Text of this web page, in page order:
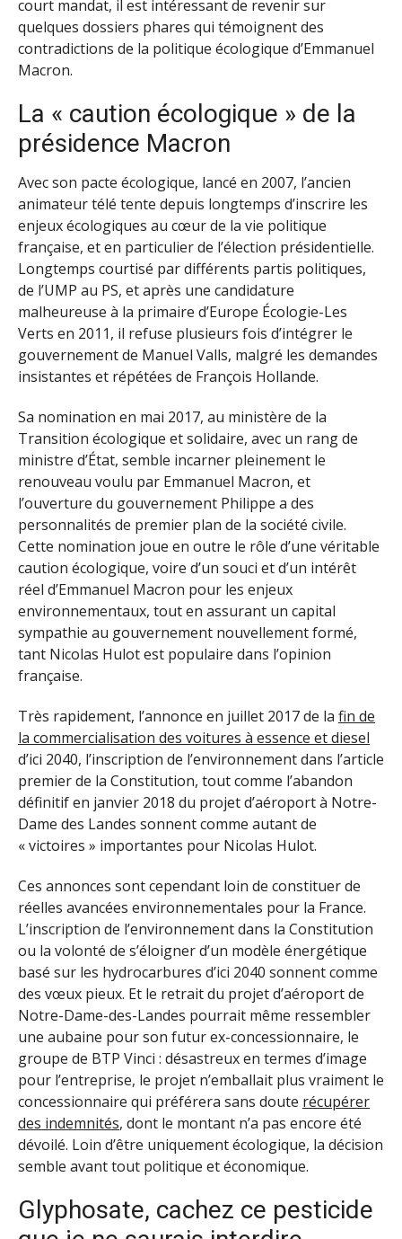
court mandat, il est intéressant de revenir sur
quelques dossiers phares qui témoignent des
contradictions de la politique écologique d’Emmanuel
Macron.
La « caution écologique » de la
présidence Macron
Avec son pacte écologique, lancé en 2007, l’ancien
animateur télé tente depuis longtemps d’inscrire les
enjeux écologiques au cœur de la vie politique
française, et en particulier de l’élection présidentielle.
Longtemps courtisé par différents partis politiques,
de l’UMP au PS, et après une candidature
malheureuse à la primaire d’Europe Écologie-Les
Verts en 2011, il refuse plusieurs fois d’intégrer le
gouvernement de Manuel Valls, malgré les demandes
insistantes et répétées de François Hollande.
Sa nomination en mai 2017, au ministère de la
Transition écologique et solidaire, avec un rang de
ministre d’État, semble incarner pleinement le
renouveau voulu par Emmanuel Macron, et
l’ouverture du gouvernement Philippe a des
personnalités de premier plan de la société civile.
Cette nomination joue en outre le rôle d’une véritable
caution écologique, voire d’un souci et d’un intérêt
réel d’Emmanuel Macron pour les enjeux
environnementaux, tout en assurant un capital
sympathie au gouvernement nouvellement formé,
tant Nicolas Hulot est populaire dans l’opinion
française.
Très rapidement, l’annonce en juillet 2017 de la fin de
la commercialisation des voitures à essence et diesel
d’ici 2040, l’inscription de l’environnement dans l’article
premier de la Constitution, tout comme l’abandon
définitif en janvier 2018 du projet d’aéroport à Notre-
Dame des Landes sonnent comme autant de
« victoires » importantes pour Nicolas Hulot.
Ces annonces sont cependant loin de constituer de
réelles avancées environnementales pour la France.
L’inscription de l’environnement dans la Constitution
ou la volonté de s’éloigner d’un modèle énergétique
basé sur les hydrocarbures d’ici 2040 sonnent comme
des vœux pieux. Et le retrait du projet d’aéroport de
Notre-Dame-des-Landes pourrait même ressembler
une aubaine pour son futur ex-concessionnaire, le
groupe de BTP Vinci : désastreux en termes d’image
pour l’entreprise, le projet n’emballait plus vraiment le
concessionnaire qui préférera sans doute récupérer
des indemnités, dont le montant n’a pas encore été
dévoilé. Loin d’être uniquement écologique, la décision
semble avant tout politique et économique.
Glyphosate, cachez ce pesticide